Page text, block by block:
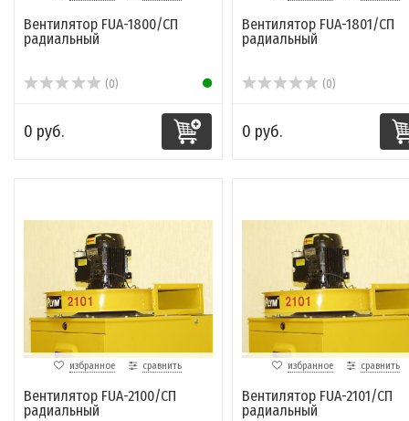
Вентилятор FUA-1800/СП
радиальный
(0)
0 руб.
Вентилятор FUA-1801/СП
радиальный
(0)
0 руб.
избранное сравнить
Вентилятор FUA-2100/СП
радиальный
избранное сравнить
Вентилятор FUA-2101/СП
радиальный